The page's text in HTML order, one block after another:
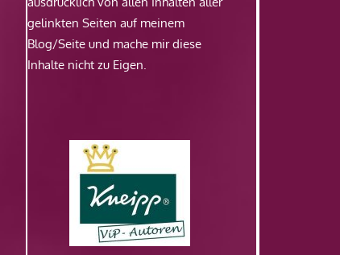
gelinkten Seiten auf meinem
Blog/Seite und mache mir diese
Inhalte nicht zu Eigen.